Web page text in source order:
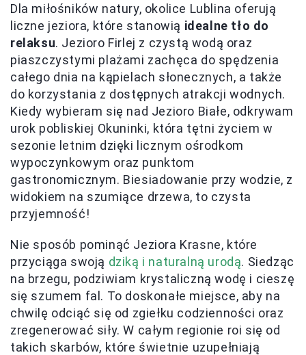
Dla miłośników natury, okolice Lublina oferują
liczne jeziora, które stanowią idealne tło do
relaksu. Jezioro Firlej z czystą wodą oraz
piaszczystymi plażami zachęca do spędzenia
całego dnia na kąpielach słonecznych, a także
do korzystania z dostępnych atrakcji wodnych.
Kiedy wybieram się nad Jezioro Białe, odkrywam
urok pobliskiej Okuninki, która tętni życiem w
sezonie letnim dzięki licznym ośrodkom
wypoczynkowym oraz punktom
gastronomicznym. Biesiadowanie przy wodzie, z
widokiem na szumiące drzewa, to czysta
przyjemność!
Nie sposób pominąć Jeziora Krasne, które
przyciąga swoją dziką i naturalną urodą. Siedząc
na brzegu, podziwiam krystaliczną wodę i cieszę
się szumem fal. To doskonałe miejsce, aby na
chwilę odciąć się od zgiełku codzienności oraz
zregenerować siły. W całym regionie roi się od
takich skarbów, które świetnie uzupełniają